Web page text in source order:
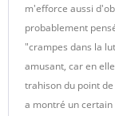
m'efforce aussi
probablement
"crampes dans la
amusant, car en
trahison du point
a montré un